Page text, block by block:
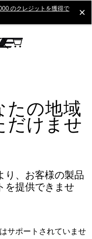
のクレジットを獲得で
たの地域
だけませ
り、お客様の製品
を提供できませ
サポートされていませ